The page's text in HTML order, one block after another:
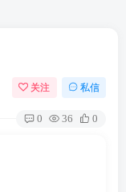
关注 私信
0 36 0